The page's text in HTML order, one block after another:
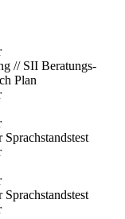
// SII Beratungs-
Plan